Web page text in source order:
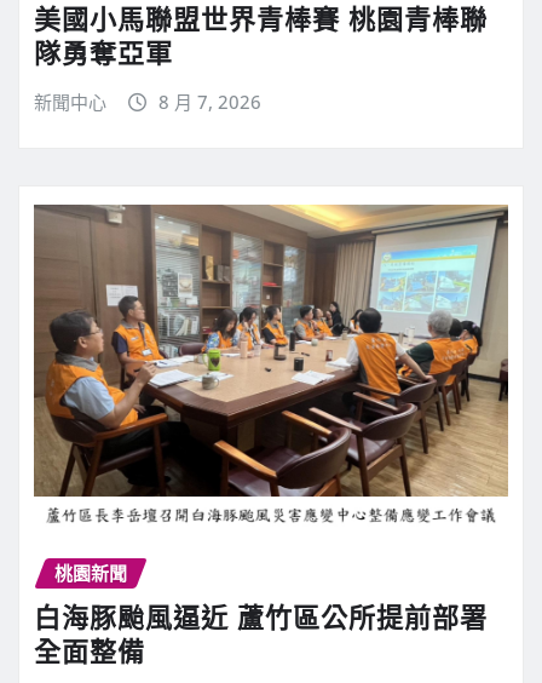
美國小馬聯盟世界青棒賽 桃園青棒聯
隊勇奪亞軍
新聞中心 8 月 7, 2026
桃園新聞
白海豚颱風逼近 蘆竹區公所提前部署
全面整備